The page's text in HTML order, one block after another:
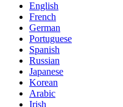
English
French
German
Portuguese
Spanish
Russian
Japanese
Korean
Arabic
Irish